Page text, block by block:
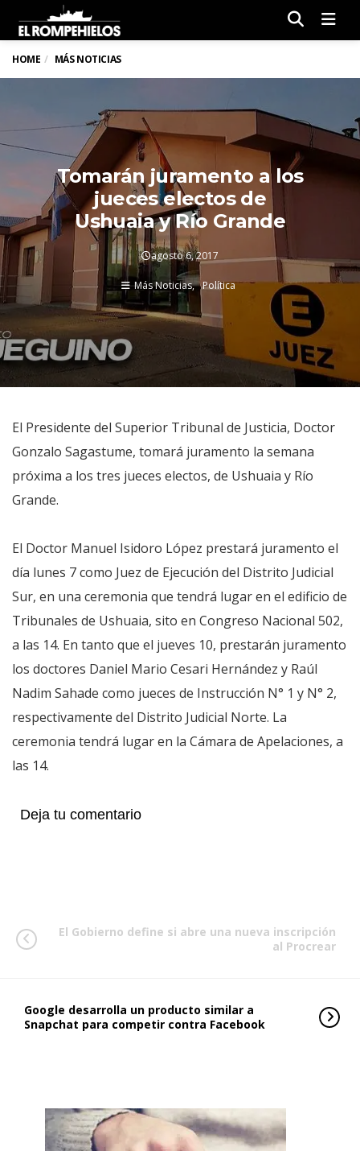
HOME MÁS NOTICIAS
Tomarán juramento a los
jueces electos de
Ushuaia y Río Grande
agosto 6, 2017
Más Noticias Política
El Presidente del Superior Tribunal de Justicia, Doctor
Gonzalo Sagastume, tomará juramento la semana
próxima a los tres jueces electos, de Ushuaia y Río
Grande.
El Doctor Manuel Isidoro López prestará juramento el
día lunes 7 como Juez de Ejecución del Distrito Judicial
Sur, en una ceremonia que tendrá lugar en el edificio de
Tribunales de Ushuaia, sito en Congreso Nacional 502,
a las 14. En tanto que el jueves 10, prestarán juramento
los doctores Daniel Mario Cesari Hernández y Raúl
Nadim Sahade como jueces de Instrucción N° 1 y N° 2,
respectivamente del Distrito Judicial Norte. La
ceremonia tendrá lugar en la Cámara de Apelaciones, a
las 14.
Deja tu comentario
El Gobierno define si abre una nueva inscripción
al Procrear
Google desarrolla un producto similar a
Snapchat para competir contra Facebook